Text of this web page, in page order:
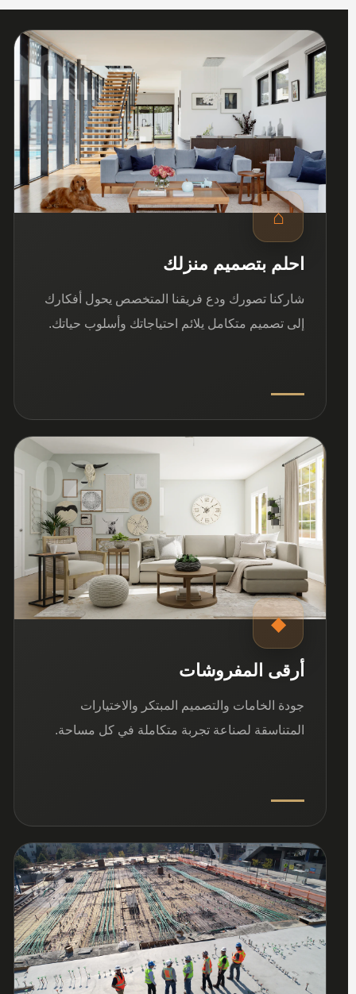
01
⌂
احلم بتصميم منزلك
شاركنا تصورك ودع فريقنا المتخصص يحول أفكارك
إلى تصميم متكامل يلائم احتياجاتك وأسلوب حياتك.
02
◆
أرقى المفروشات
جودة الخامات والتصميم المبتكر والاختيارات
المتناسقة لصناعة تجربة متكاملة في كل مساحة.
03